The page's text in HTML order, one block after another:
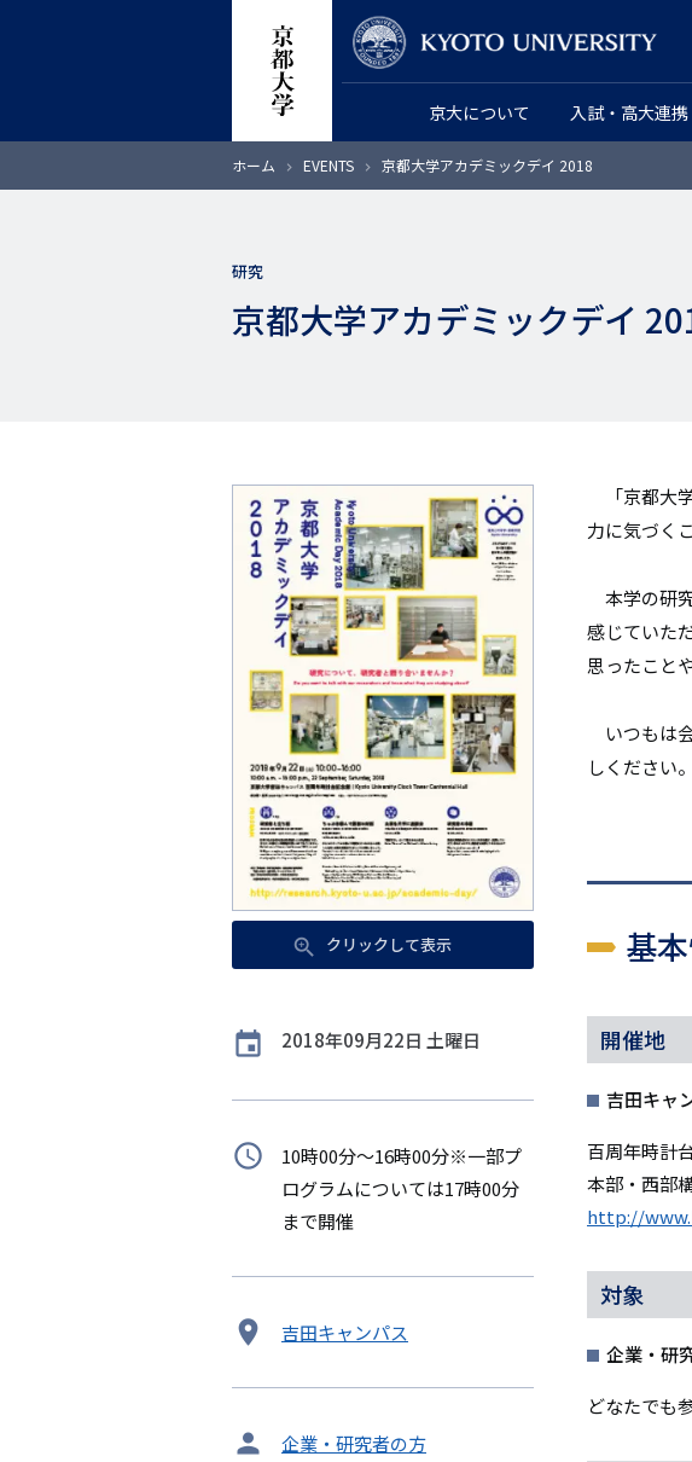
ン
京大について 入試・高大連携
ホーム EVENTS 京都大学アカデミックデイ 2018
研究
京都大学アカデミックデイ
クリックして表示
開
催
2018年09月22日 土曜日
時
10時00分～16時00分※一部プ
ログラムについては17時00分
まで開催
開
催
吉田キャンパス
タ
企業・研究者の方
「京都大
力に気づく
本学の研
感じていた
思ったこと
いつもは
しください。
基
開催地
吉田キャ
百周年時計
本部・西部
http://
対象
企業・研
どなたでも